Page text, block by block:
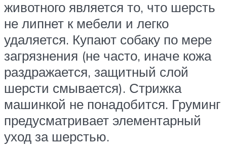
животного является то, что шерсть
не липнет к мебели и легко
удаляется. Купают собаку по мере
загрязнения (не часто, иначе кожа
раздражается, защитный слой
шерсти смывается). Стрижка
машинкой не понадобится. Груминг
предусматривает элементарный
уход за шерстью.